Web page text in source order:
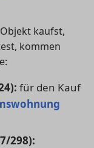
kaufst,
kommen
für den Kauf
298):